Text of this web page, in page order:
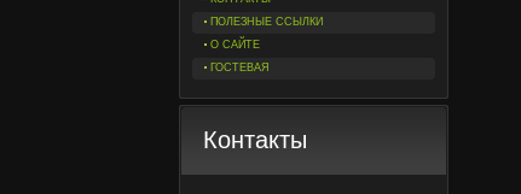
ПОЛЕЗНЫЕ ССЫЛКИ
О САЙТЕ
ГОСТЕВАЯ
Контакты